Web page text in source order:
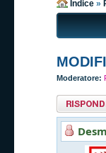
Indice »
Moderatore:
Rispondi al
messaggio